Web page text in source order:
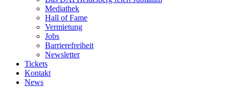
Mediathek
Hall of Fame
Vermietung
Jobs
Barrierefreiheit
Newsletter
Tickets
Kontakt
News